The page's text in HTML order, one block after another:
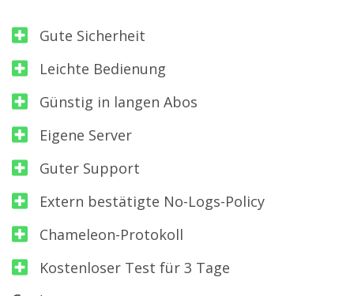
Gute Sicherheit
Leichte Bedienung
Günstig in langen Abos
Eigene Server
Guter Support
Extern bestätigte No-Logs-Policy
Chameleon-Protokoll
Kostenloser Test für 3 Tage